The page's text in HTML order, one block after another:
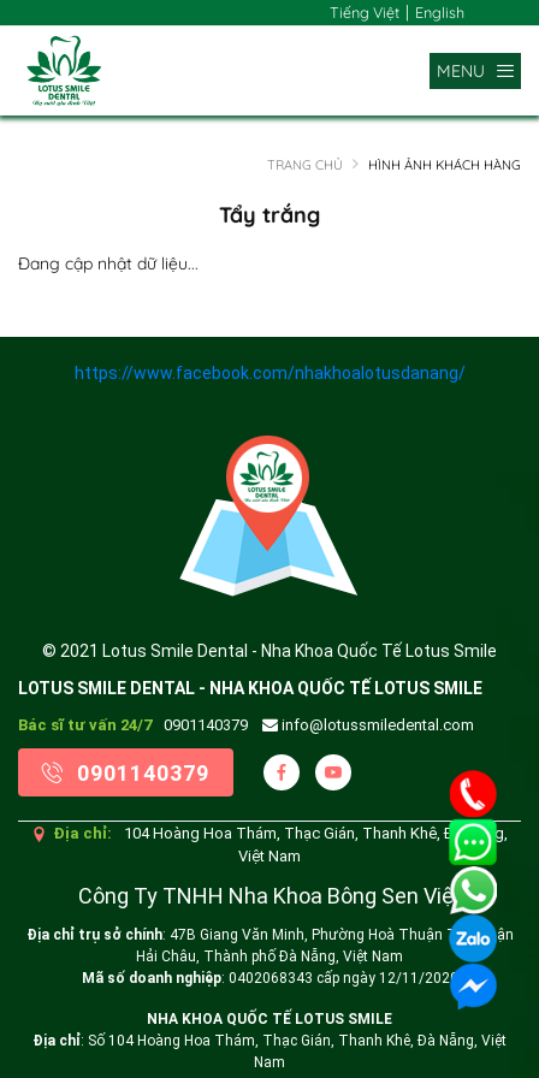
Tiếng Việt | English
MENU
TRANG CHỦ HÌNH ẢNH KHÁCH HÀNG
Tẩy trắng
Đang cập nhật dữ liệu...
https://www.facebook.com/nhakhoalotusdanang/
© 2021 Lotus Smile Dental - Nha Khoa Quốc Tế Lotus Smile
LOTUS SMILE DENTAL - NHA KHOA QUỐC TẾ LOTUS SMILE
Bác sĩ tư vấn 24/7 0901140379 info@lotussmiledental.com
0901140379
Địa chỉ:
104 Hoàng Hoa Thám, Thạc Gián, Thanh Khê, Đà Nẵng,
Việt Nam
Công Ty TNHH Nha Khoa Bông Sen Việt
Địa chỉ trụ sở chính: 47B Giang Văn Minh, Phường Hoà Thuận Tây, Quận
Hải Châu, Thành phố Đà Nẵng, Việt Nam
Mã số doanh nghiệp: 0402068343 cấp ngày 12/11/2020
NHA KHOA QUỐC TẾ LOTUS SMILE
Địa chỉ: Số 104 Hoàng Hoa Thám, Thạc Gián, Thanh Khê, Đà Nẵng, Việt
Nam
XÁC NHẬN / SEND